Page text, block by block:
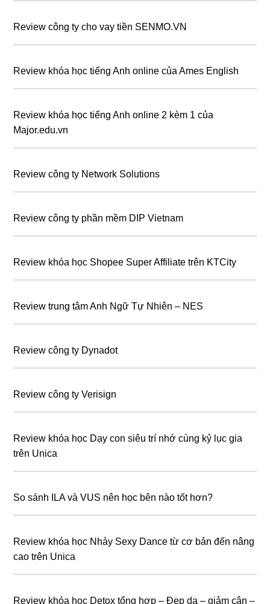
Review công ty cho vay tiền SENMO.VN
Review khóa học tiếng Anh online của Ames English
Review khóa học tiếng Anh online 2 kèm 1 của
Major.edu.vn
Review công ty Network Solutions
Review công ty phần mềm DIP Vietnam
Review khóa học Shopee Super Affiliate trên KTCity
Review trung tâm Anh Ngữ Tự Nhiên – NES
Review công ty Dynadot
Review công ty Verisign
Review khóa học Dạy con siêu trí nhớ cùng kỷ lục gia
trên Unica
So sánh ILA và VUS nên học bên nào tốt hơn?
Review khóa học Nhảy Sexy Dance từ cơ bản đến nâng
cao trên Unica
Review khóa học Detox tổng hợp – Đẹp da – giảm cân –